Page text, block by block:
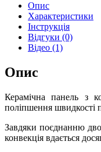
Опис
Характеристики
Інструкція
Відгуки (0)
Відео (1)
Опис
Керамічна панель з
поліпшення швидкості
Завдяки поєднанню
конвекція вдається